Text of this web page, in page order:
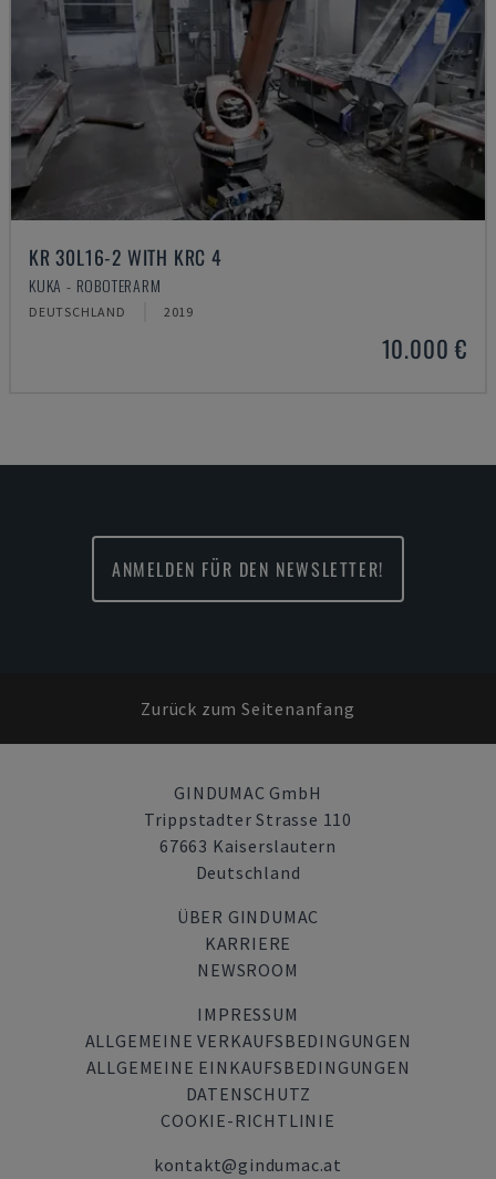
KR 30L16-2 WITH KRC 4
KUKA - ROBOTERARM
DEUTSCHLAND 2019
10.000 €
ANMELDEN FÜR DEN NEWSLETTER!
Zurück zum Seitenanfang
GINDUMAC GmbH
Trippstadter Strasse 110
67663 Kaiserslautern
Deutschland
ÜBER GINDUMAC
KARRIERE
NEWSROOM
IMPRESSUM
ALLGEMEINE VERKAUFSBEDINGUNGEN
ALLGEMEINE EINKAUFSBEDINGUNGEN
DATENSCHUTZ
COOKIE-RICHTLINIE
kontakt@gindumac.at